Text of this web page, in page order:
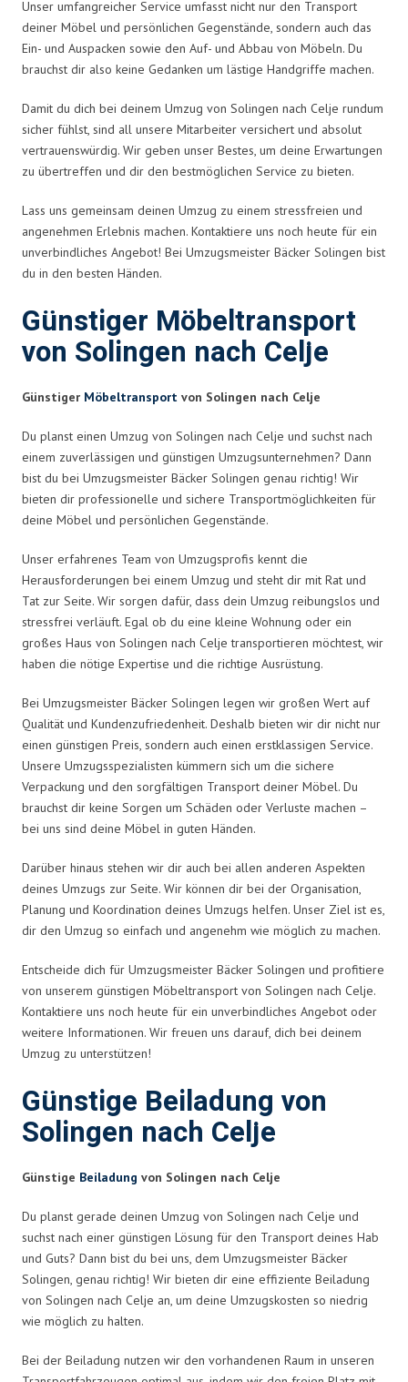
Unser umfangreicher Service umfasst nicht nur den Transport
deiner Möbel und persönlichen Gegenstände, sondern auch das
Ein- und Auspacken sowie den Auf- und Abbau von Möbeln. Du
brauchst dir also keine Gedanken um lästige Handgriffe machen.
Damit du dich bei deinem Umzug von Solingen nach Celje rundum
sicher fühlst, sind all unsere Mitarbeiter versichert und absolut
vertrauenswürdig. Wir geben unser Bestes, um deine Erwartungen
zu übertreffen und dir den bestmöglichen Service zu bieten.
Lass uns gemeinsam deinen Umzug zu einem stressfreien und
angenehmen Erlebnis machen. Kontaktiere uns noch heute für ein
unverbindliches Angebot! Bei Umzugsmeister Bäcker Solingen bist
du in den besten Händen.
Günstiger Möbeltransport
von Solingen nach Celje
Günstiger Möbeltransport von Solingen nach Celje
Du planst einen Umzug von Solingen nach Celje und suchst nach
einem zuverlässigen und günstigen Umzugsunternehmen? Dann
bist du bei Umzugsmeister Bäcker Solingen genau richtig! Wir
bieten dir professionelle und sichere Transportmöglichkeiten für
deine Möbel und persönlichen Gegenstände.
Unser erfahrenes Team von Umzugsprofis kennt die
Herausforderungen bei einem Umzug und steht dir mit Rat und
Tat zur Seite. Wir sorgen dafür, dass dein Umzug reibungslos und
stressfrei verläuft. Egal ob du eine kleine Wohnung oder ein
großes Haus von Solingen nach Celje transportieren möchtest, wir
haben die nötige Expertise und die richtige Ausrüstung.
Bei Umzugsmeister Bäcker Solingen legen wir großen Wert auf
Qualität und Kundenzufriedenheit. Deshalb bieten wir dir nicht nur
einen günstigen Preis, sondern auch einen erstklassigen Service.
Unsere Umzugsspezialisten kümmern sich um die sichere
Verpackung und den sorgfältigen Transport deiner Möbel. Du
brauchst dir keine Sorgen um Schäden oder Verluste machen –
bei uns sind deine Möbel in guten Händen.
Darüber hinaus stehen wir dir auch bei allen anderen Aspekten
deines Umzugs zur Seite. Wir können dir bei der Organisation,
Planung und Koordination deines Umzugs helfen. Unser Ziel ist es,
dir den Umzug so einfach und angenehm wie möglich zu machen.
Entscheide dich für Umzugsmeister Bäcker Solingen und profitiere
von unserem günstigen Möbeltransport von Solingen nach Celje.
Kontaktiere uns noch heute für ein unverbindliches Angebot oder
weitere Informationen. Wir freuen uns darauf, dich bei deinem
Umzug zu unterstützen!
Günstige Beiladung von
Solingen nach Celje
Günstige Beiladung von Solingen nach Celje
Du planst gerade deinen Umzug von Solingen nach Celje und
suchst nach einer günstigen Lösung für den Transport deines Hab
und Guts? Dann bist du bei uns, dem Umzugsmeister Bäcker
Solingen, genau richtig! Wir bieten dir eine effiziente Beiladung
von Solingen nach Celje an, um deine Umzugskosten so niedrig
wie möglich zu halten.
Bei der Beiladung nutzen wir den vorhandenen Raum in unseren